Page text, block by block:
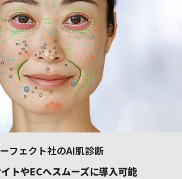
フェクト社のAI肌診断
トやECへスムーズに導入可能